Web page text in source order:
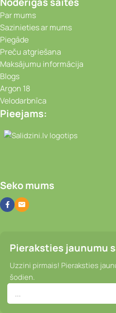
Par mums
Sazinieties ar mums
Piegāde
Preču atgriešana
Maksājumu informācija
Blogs
Argon 18
Velodarbnīca
Pieejams:
Video
Seko mums
Pieraksties jaunumu
Uzzini pirmais! Pieraksties
šodien.